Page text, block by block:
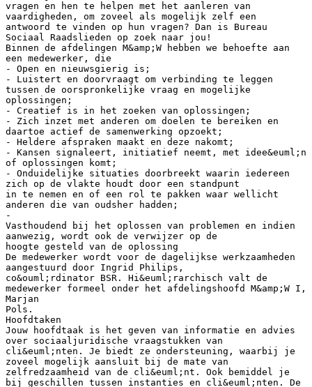
vragen en hen te helpen met het aanleren van
vaardigheden, om zoveel als mogelijk zelf een
antwoord te vinden op hun vragen? Dan is Bureau
Sociaal Raadslieden op zoek naar jou!
Binnen de afdelingen M&amp;W hebben we behoefte aan
een medewerker, die
- Open en nieuwsgierig is;
- Luistert en doorvraagt om verbinding te leggen
tussen de oorspronkelijke vraag en mogelijke
oplossingen;
- Creatief is in het zoeken van oplossingen;
- Zich inzet met anderen om doelen te bereiken en
daartoe actief de samenwerking opzoekt;
- Heldere afspraken maakt en deze nakomt;
- Kansen signaleert, initiatief neemt, met idee&euml;n
of oplossingen komt;
- Onduidelijke situaties doorbreekt waarin iedereen
zich op de vlakte houdt door een standpunt
in te nemen en of een rol te pakken waar wellicht
anderen die van oudsher hadden;
-
Vasthoudend bij het oplossen van problemen en indien
aanwezig, wordt ook de verwijzer op de
hoogte gesteld van de oplossing
De medewerker wordt voor de dagelijkse werkzaamheden
aangestuurd door Ingrid Philips,
co&ouml;rdinator BSR. Hi&euml;rarchisch valt de
medewerker formeel onder het afdelingshoofd M&amp;W I,
Marjan
Pols.
Hoofdtaken
Jouw hoofdtaak is het geven van informatie en advies
over sociaaljuridische vraagstukken van
cli&euml;nten. Je biedt ze ondersteuning, waarbij je
zoveel mogelijk aansluit bij de mate van
zelfredzaamheid van de cli&euml;nt. Ook bemiddel je
bij geschillen tussen instanties en cli&euml;nten. De